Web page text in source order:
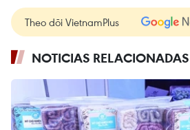
Theo dõi VietnamPlus
NOTICIAS RELACIONADAS